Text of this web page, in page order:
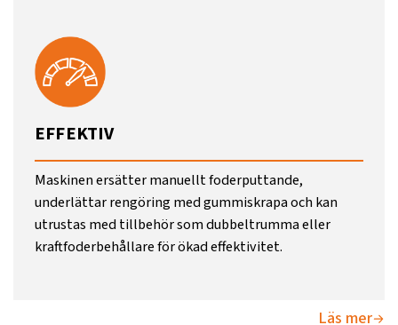
EFFEKTIV
Maskinen ersätter manuellt foderputtande,
underlättar rengöring med gummiskrapa och kan
utrustas med tillbehör som dubbeltrumma eller
kraftfoderbehållare för ökad effektivitet.
Läs mer